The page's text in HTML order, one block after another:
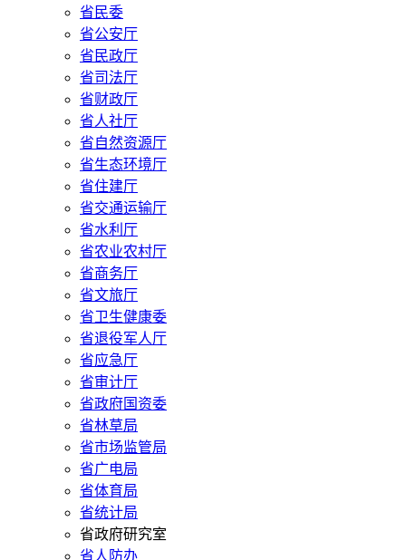
省民委
省公安厅
省民政厅
省司法厅
省财政厅
省人社厅
省自然资源厅
省生态环境厅
省住建厅
省交通运输厅
省水利厅
省农业农村厅
省商务厅
省文旅厅
省卫生健康委
省退役军人厅
省应急厅
省审计厅
省政府国资委
省林草局
省市场监管局
省广电局
省体育局
省统计局
省政府研究室
省人防办